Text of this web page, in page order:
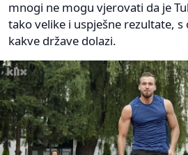
mnogi ne mogu vjerovati da je
tako velike i uspješne rezultate,
kakve države dolazi.